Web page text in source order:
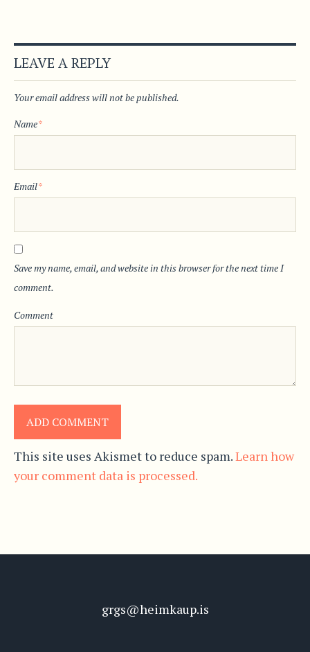
LEAVE A REPLY
Your email address will not be published.
Name*
Email*
Save my name, email, and website in this browser for the next time I
comment.
Comment
This site uses Akismet to reduce spam.Learn how
your comment data is processed.
grgs@heimkaup.is